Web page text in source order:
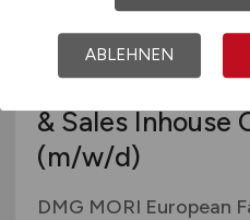
(Senior) SAP
& Sales Inhouse
(m/w/d)
DMG MORI European
ABLEHNEN